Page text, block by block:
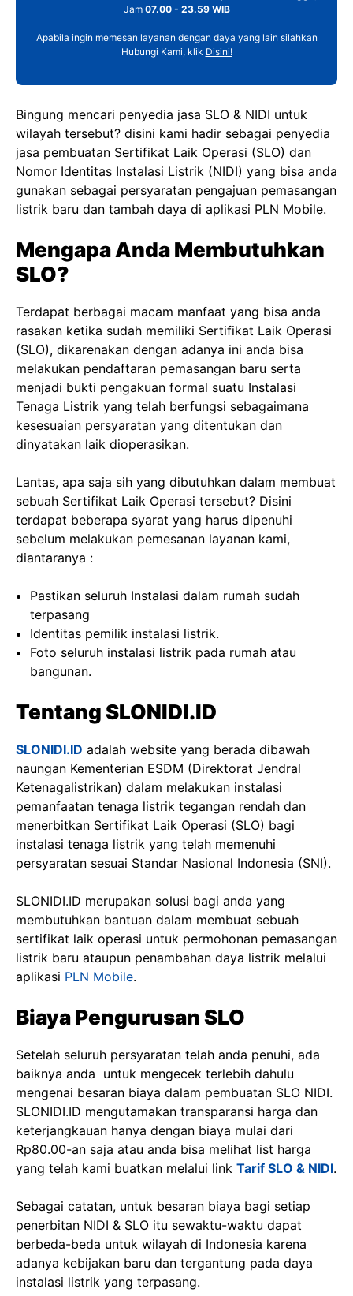
Jam 07.00 - 23.59 WIB
Apabila ingin memesan layanan dengan daya yang lain silahkan
Hubungi Kami, klik Disini!
Bingung mencari penyedia jasa SLO & NIDI untuk
wilayah tersebut? disini kami hadir sebagai penyedia
jasa pembuatan Sertifikat Laik Operasi (SLO) dan
Nomor Identitas Instalasi Listrik (NIDI) yang bisa anda
gunakan sebagai persyaratan pengajuan pemasangan
listrik baru dan tambah daya di aplikasi PLN Mobile.
Mengapa Anda Membutuhkan
SLO?
Terdapat berbagai macam manfaat yang bisa anda
rasakan ketika sudah memiliki Sertifikat Laik Operasi
(SLO), dikarenakan dengan adanya ini anda bisa
melakukan pendaftaran pemasangan baru serta
menjadi bukti pengakuan formal suatu Instalasi
Tenaga Listrik yang telah berfungsi sebagaimana
kesesuaian persyaratan yang ditentukan dan
dinyatakan laik dioperasikan.
Lantas, apa saja sih yang dibutuhkan dalam membuat
sebuah Sertifikat Laik Operasi tersebut? Disini
terdapat beberapa syarat yang harus dipenuhi
sebelum melakukan pemesanan layanan kami,
diantaranya :
Pastikan seluruh Instalasi dalam rumah sudah
terpasang
Identitas pemilik instalasi listrik.
Foto seluruh instalasi listrik pada rumah atau
bangunan.
Tentang SLONIDI.ID
SLONIDI.ID adalah website yang berada dibawah
naungan Kementerian ESDM (Direktorat Jendral
Ketenagalistrikan) dalam melakukan instalasi
pemanfaatan tenaga listrik tegangan rendah dan
menerbitkan Sertifikat Laik Operasi (SLO) bagi
instalasi tenaga listrik yang telah memenuhi
persyaratan sesuai Standar Nasional Indonesia (SNI).
SLONIDI.ID merupakan solusi bagi anda yang
membutuhkan bantuan dalam membuat sebuah
sertifikat laik operasi untuk permohonan pemasangan
listrik baru ataupun penambahan daya listrik melalui
aplikasi PLN Mobile.
Biaya Pengurusan SLO
Setelah seluruh persyaratan telah anda penuhi, ada
baiknya anda untuk mengecek terlebih dahulu
mengenai besaran biaya dalam pembuatan SLO NIDI.
SLONIDI.ID mengutamakan transparansi harga dan
keterjangkauan hanya dengan biaya mulai dari
Rp80.00-an saja atau anda bisa melihat list harga
yang telah kami buatkan melalui link Tarif SLO & NIDI.
Sebagai catatan, untuk besaran biaya bagi setiap
penerbitan NIDI & SLO itu sewaktu-waktu dapat
berbeda-beda untuk wilayah di Indonesia karena
adanya kebijakan baru dan tergantung pada daya
instalasi listrik yang terpasang.